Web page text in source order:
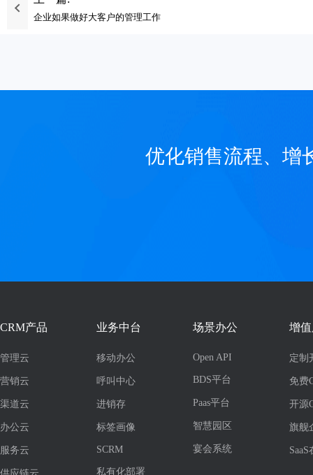
企业如果做好大客户的管理工作
优化销售流程、增
CRM产品
管理云
营销云
渠道云
办公云
服务云
业务中台
移动办公
呼叫中心
进销存
标签画像
SCRM
私有化部署
场景办公
Open API
BDS平台
Paas平台
智慧园区
宴会系统
增
定制
免费
开源
旗舰